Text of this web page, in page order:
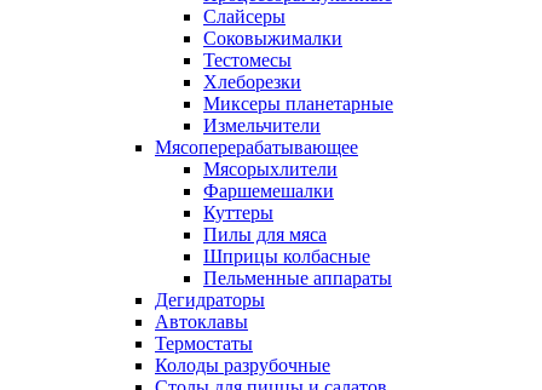
Слайсеры
Соковыжималки
Тестомесы
Хлеборезки
Миксеры планетарные
Измельчители
Мясоперерабатывающее
Мясорыхлители
Фаршемешалки
Куттеры
Пилы для мяса
Шприцы колбасные
Пельменные аппараты
Дегидраторы
Автоклавы
Термостаты
Колоды разрубочные